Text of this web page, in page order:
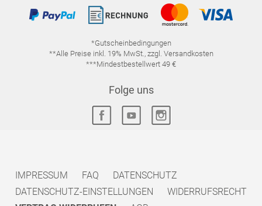
*Gutscheinbedingungen
**Alle Preise inkl. 19% MwSt., zzgl. Versandkosten
***Mindestbestellwert 49 €
Folge uns
IMPRESSUM FAQ
DATENSCHUTZ
DATENSCHUTZ-EINSTELLUNGEN
WIDERRUFSRECHT